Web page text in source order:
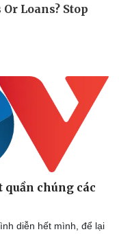
quần chúng các
diễn hết mình, để lại